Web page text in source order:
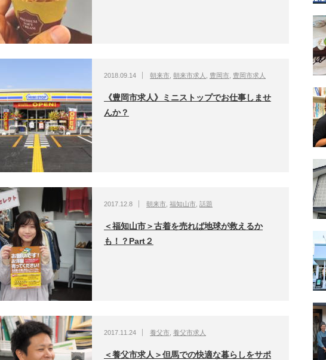
2018.09.14 朝来市 朝来市求人 豊岡市 豊岡市求人
《豊岡市求人》ミニストップでお仕事しませ
んか？
2017.12.8 朝来市 福知山市 話題
＜福知山市＞古着を売れば地球が救えるか
も！？Part２
2017.11.24 養父市 養父市求人
＜養父市求人＞但馬での快適な暮らしをサポ